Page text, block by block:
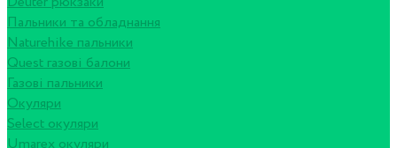
Пальники та обладнання
Naturehike пальники
Quest газові балони
Газові пальники
Окуляри
Select окуляри